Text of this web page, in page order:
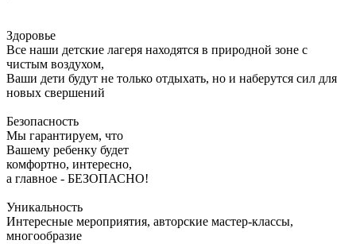
Здоровье
Все наши детские лагеря находятся в природной зоне с
чистым воздухом,
Ваши дети будут не только отдыхать, но и наберутся сил для
новых свершений
Безопасность
Мы гарантируем, что
Вашему ребенку будет
комфортно, интересно,
а главное - БЕЗОПАСНО!
Уникальность
Интересные мероприятия, авторские мастер-классы,
многообразие